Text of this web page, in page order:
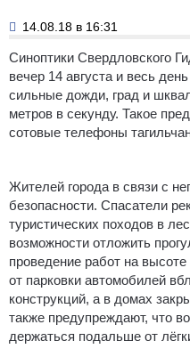
14.08.18 в 16:31
Синоптики Свердловского
вечер 14 августа и весь
сильные дожди, град и
метров в секунду. Такое
сотовые телефоны
Жителей города в связи с
безопасности. Спасатели
туристических походов в
возможности отложить
проведение работ на
от парковки автомобилей
конструкций, а в домах
также предупреждают, что
держаться подальше от